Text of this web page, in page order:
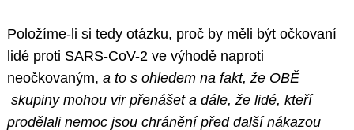
Položíme-li si tedy otázku, proč by měli být očkovaní
lidé proti SARS-CoV-2 ve výhodě naproti
neočkovaným, a to s ohledem na fakt, že OBĚ
skupiny mohou vir přenášet a dále, že lidé, kteří
prodělali nemoc jsou chránění před další nákazou